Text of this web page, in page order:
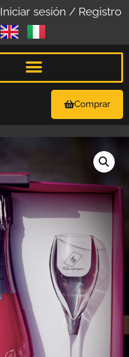
Iniciar sesión / Registro
Comprar